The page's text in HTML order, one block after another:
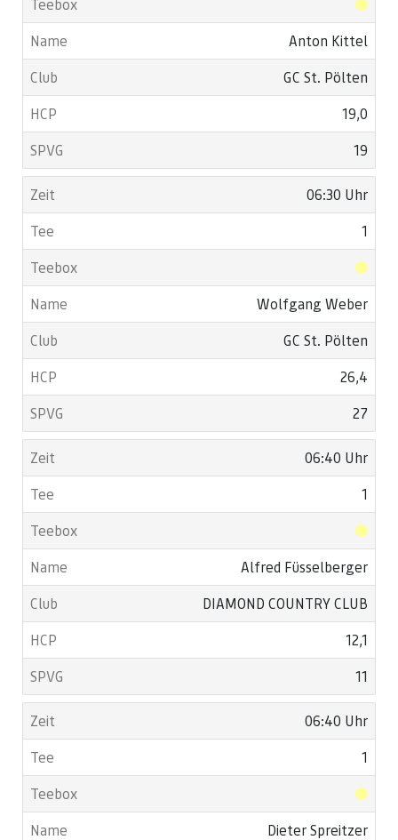
Anton Kittel
GC St. Pölten
19,0
19
06:30 Uhr
1
Wolfgang Weber
GC St. Pölten
26,4
27
06:40 Uhr
1
Alfred Füsselberger
DIAMOND COUNTRY CLUB
12,1
11
06:40 Uhr
1
Dieter Spreitzer